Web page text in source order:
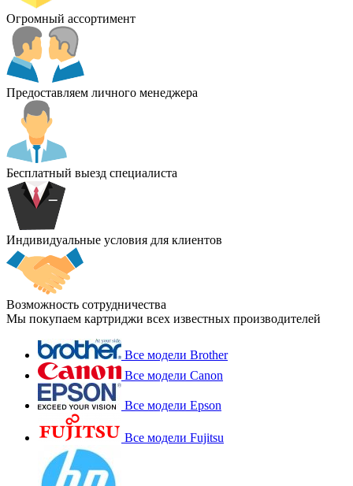
Огромный ассортимент
Предоставляем личного менеджера
Бесплатный выезд специалиста
Индивидуальные условия для клиентов
Возможность сотрудничества
Мы покупаем картриджи всех известных производителей
Все модели Brother
Все модели Canon
Все модели Epson
Все модели Fujitsu